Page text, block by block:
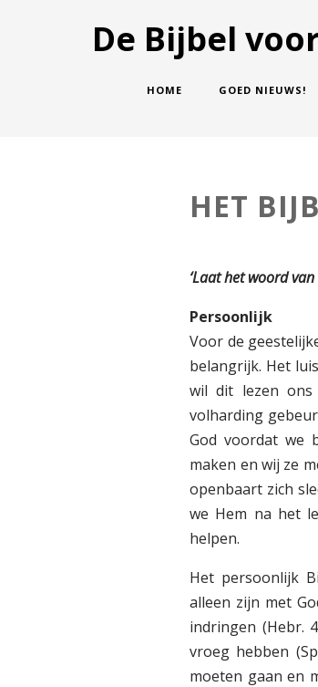
De Bijbel
HOME GOED NIEUWS!
HET
‘Laat het woord
Persoonlijk
Voor de
belangrijk. Het
wil dit lezen ons
volharding
God voordat we
maken en wij ze
openbaart zich
we Hem na het
helpen.
Het persoonlijk
alleen zijn met
indringen (Hebr.
vroeg hebben
moeten gaan en